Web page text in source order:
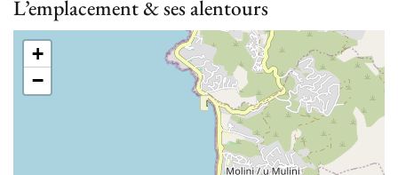
L’emplacement & ses alentours
+
−